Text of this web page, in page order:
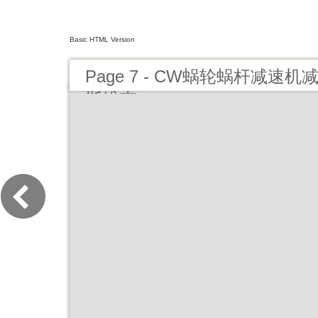
Basic HTML Version
Page 7 - CW蜗轮蜗杆减速机
斯维克